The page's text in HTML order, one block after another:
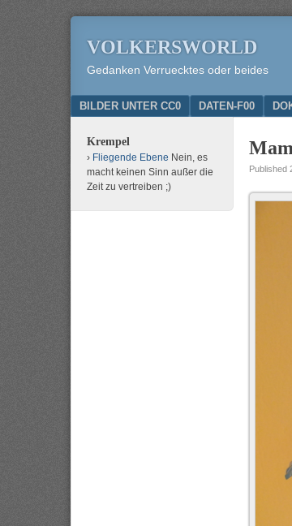
VOLKERSWORLD
Gedanken Verruecktes oder beides
Menu
SKIP TO CONTENT
BILDER UNTER CC0 DATEN-F00
Published
Krempel
Fliegende Ebene Nein, es
macht keinen Sinn außer die
Zeit zu vertreiben ;)